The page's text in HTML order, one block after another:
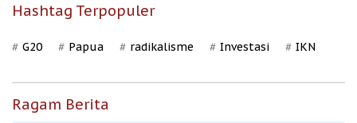
Hashtag Terpopuler
G20 Papua radikalisme Investasi IKN
Ragam Berita